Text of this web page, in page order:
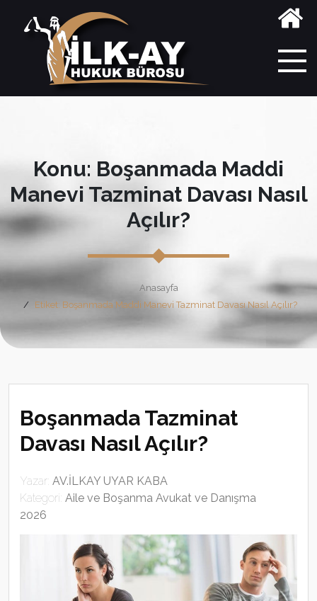
Konu: Boşanmada Maddi
Manevi Tazminat Davası Nasıl
Açılır?
Anasayfa
Etiket: Boşanmada Maddi Manevi Tazminat Davası Nasıl Açılır?
Boşanmada Tazminat
Davası Nasıl Açılır?
Yazar: AV.İLKAY UYAR KABA
Kategori: Aile ve Boşanma Avukat ve Danışma
2026